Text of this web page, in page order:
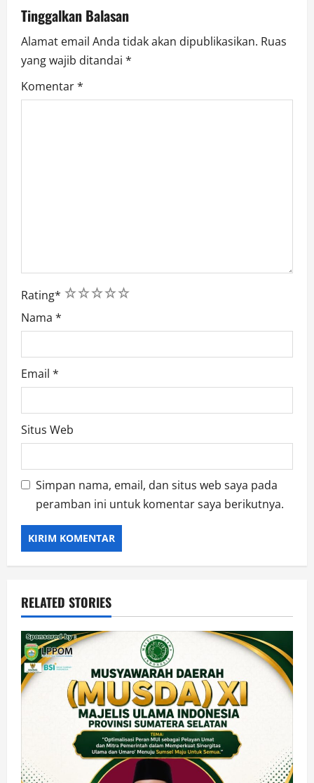
n
Tinggalkan Balasan
Alamat email Anda tidak akan dipublikasikan. Ruas
yang wajib ditandai *
Komentar*
Rating* 5
4
3
2
1
Nama *
Email *
Situs Web
Simpan nama, email, dan situs web saya pada
peramban ini untuk komentar saya berikutnya.
RELATED STORIES